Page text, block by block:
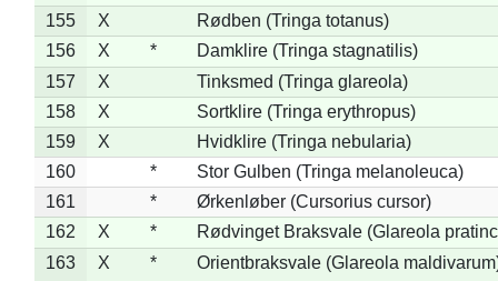
155
X
Rødben (Tringa totanus)
156
X *
Damklire (Tringa stagnatilis)
157
X
Tinksmed (Tringa glareola)
158
X
Sortklire (Tringa erythropus)
159
X
Hvidklire (Tringa nebularia)
160
*
Stor Gulben (Tringa melanoleuca)
161
*
Ørkenløber (Cursorius cursor)
162
X *
Rødvinget Braksvale (Glareola
163
X * Orientbraksvale (Glareola